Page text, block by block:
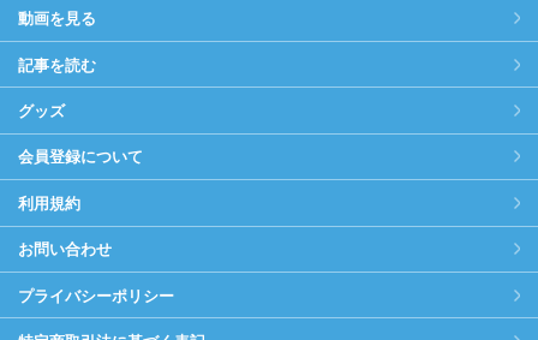
動画を見る
記事を読む
グッズ
会員登録について
利用規約
お問い合わせ
プライバシーポリシー